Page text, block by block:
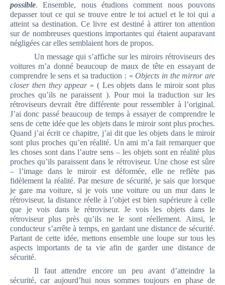
possible. Ensemble, nous étudions comment nous pouvons
depasser tout ce qui se trouve entre le toi actuel et le toi qui a
atteint sa destination. Ce livre est destiné à attirer ton attention
sur de nombreuses questions importantes qui étaient auparavant
négligées car elles semblaient hors de propos.
Un message qui s’affiche sur les miroirs rétroviseurs des
voitures m’a donné beaucoup de maux de tête en essayant de
comprendre le sens et sa traduction : «Objects in the mirror are
closer then they appear» ( Les objets dans le miroir sont plus
proches qu’ils ne paraissent ). Pour moi la traduction sur les
rétroviseurs devrait être différente pour ressembler à l’original.
J’ai donc passé beaucoup de temps à essayer de comprendre le
sens de cette idée que les objets dans le miroir sont plus proches.
Quand j’ai écrit ce chapitre, j’ai dit que les objets dans le miroir
sont plus proches qu’en réalité. Un ami m’a fait remarquer que
les choses sont dans l’autre sens – les objets sont en réalité plus
proches qu’ils paraissent dans le rétroviseur. Une chose est sûre
– l’image dans le miroir est déformée, elle ne reflète pas
fidèlement la réalité. Par mesure de sécurité, je sais que lorsque
je gare ma voiture, si je vois une voiture ou un mur dans le
rétroviseur, la distance réelle à l’objet est bien supérieure à celle
que je vois dans le rétroviseur. Je vois les objets dans le
rétroviseur plus près qu’ils ne le sont réellement. Ainsi, le
conducteur s’arrête à temps, en gardant une distance de sécurité.
Partant de cette idée, mettons ensemble une loupe sur tous les
aspects importants de ta vie afin de garder une distance de
sécurité.
Il faut attendre encore un peu avant d’atteindre la
sécurité, car aujourd’hui nous sommes toujours en phase de